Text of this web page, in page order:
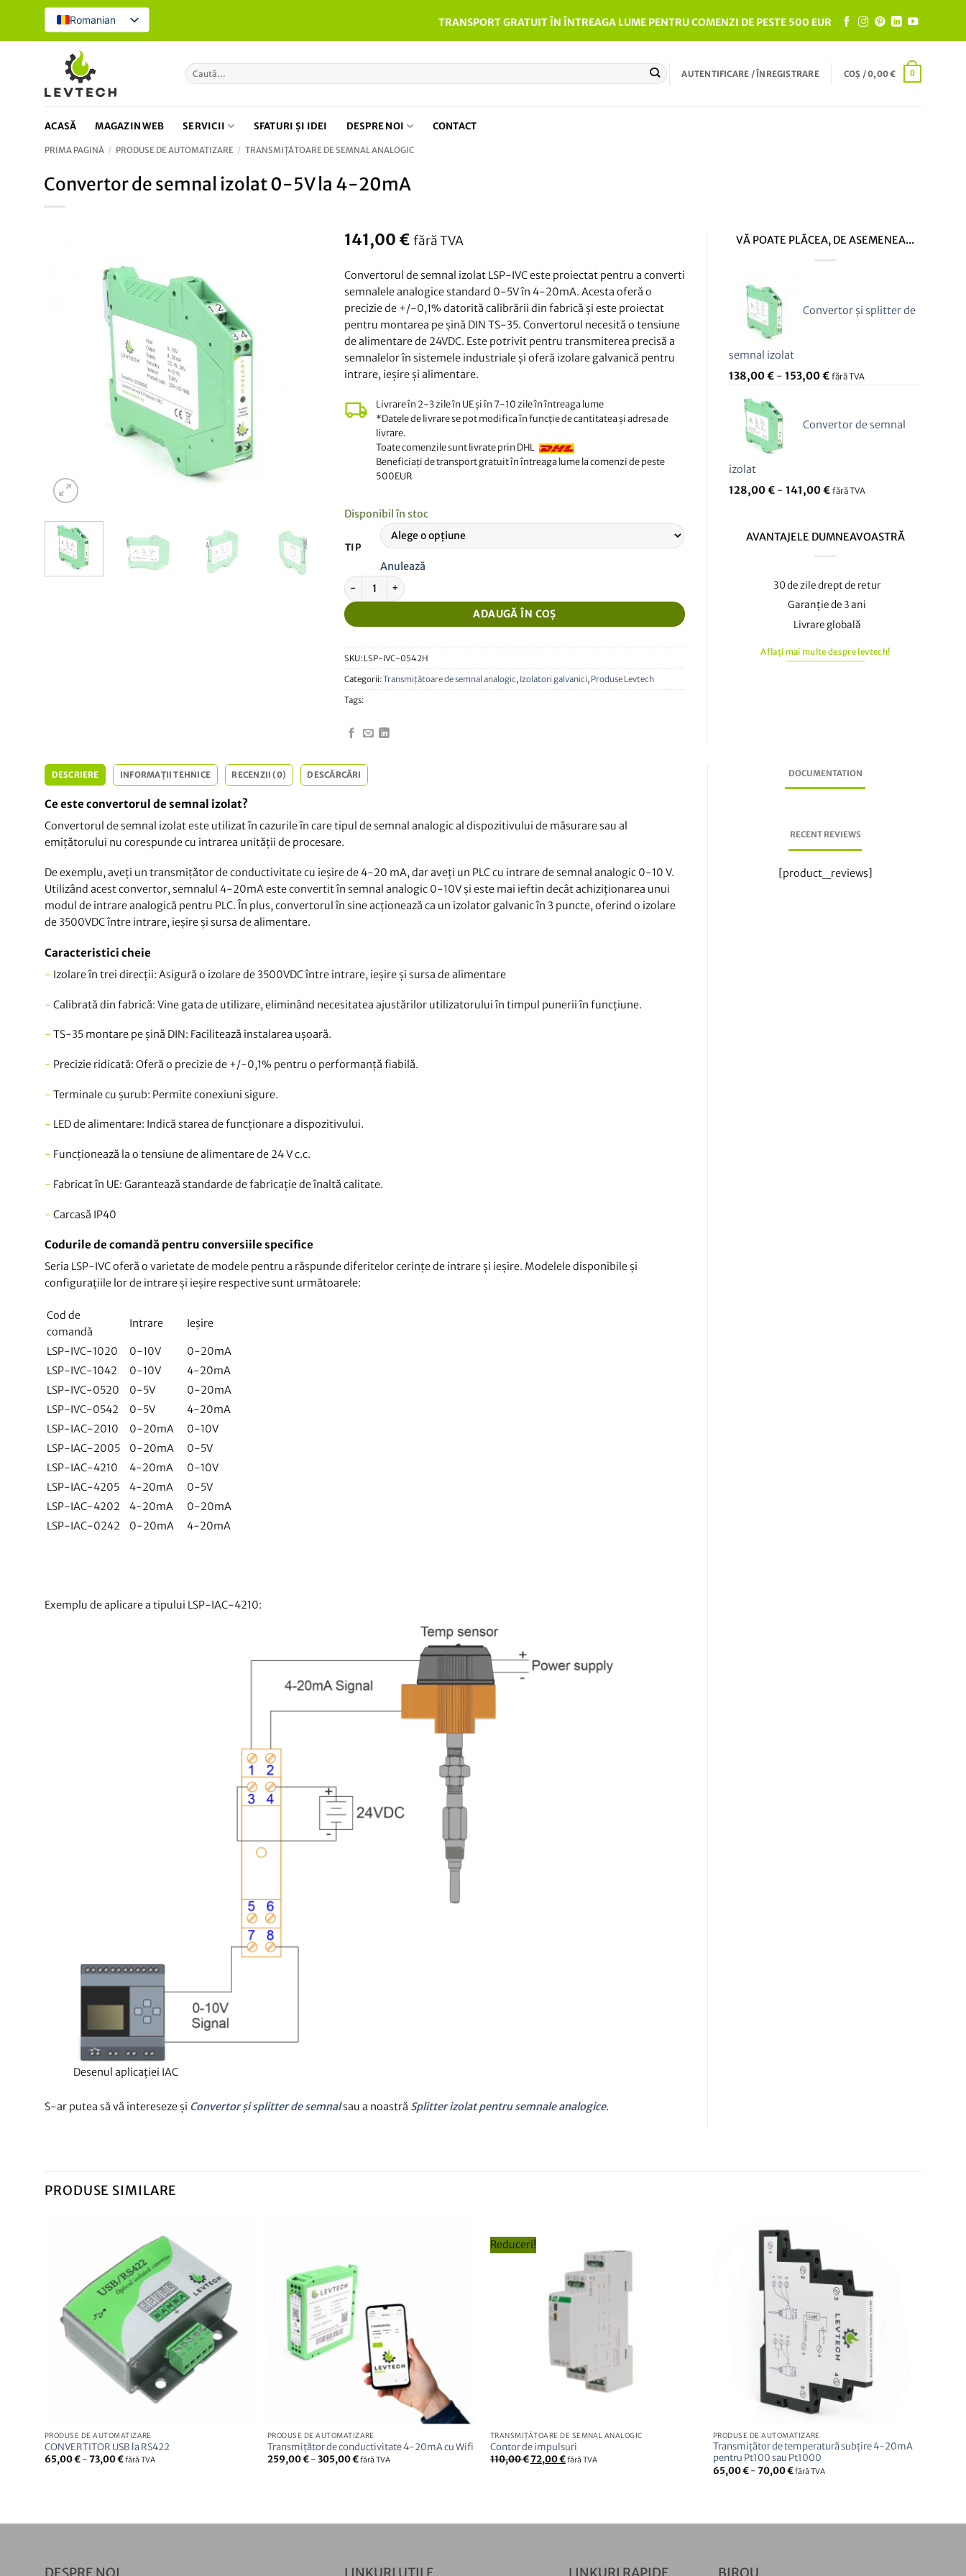
conținut
Romanian TRANSPORT GRATUIT ÎN ÎNTREAGA LUME PENTRU COMENZI DE PESTE 500 EUR
Caută
după:
AUTENTIFICARE / ÎNREGISTRARE COȘ /0,00€ 0
ACASĂ MAGAZIN WEB SERVICII SFATURI ȘI IDEI DESPRE NOI CONTACT
PRIMA PAGINĂ / PRODUSE DE AUTOMATIZARE / TRANSMIȚĂTOARE DE SEMNAL ANALOGIC
Convertor de semnal izolat 0-5V la 4-20mA
141,00 € fără TVA
Convertorul de semnal izolat LSP-IVC este proiectat pentru a converti
semnalele analogice standard 0-5V în 4-20mA. Acesta oferă o
precizie de +/-0,1% datorită calibrării din fabrică și este proiectat
pentru montarea pe șină DIN TS-35. Convertorul necesită o tensiune
de alimentare de 24VDC. Este potrivit pentru transmiterea precisă a
semnalelor în sistemele industriale și oferă izolare galvanică pentru
intrare, ieșire și alimentare.
Livrare în 2-3 zile în UE și în 7-10 zile în întreaga lume
*Datele de livrare se pot modifica în funcție de cantitatea și adresa de
livrare.
Toate comenzile sunt livrate prin DHL
Beneficiați de transport gratuit în întreaga lume la comenzi de peste
500EUR
Disponibil în stoc
TIP
Anulează
Cantitate Convertor de semnal izolat 0-5V la 4-20mA
ADAUGĂ ÎN COȘ
SKU: LSP-IVC-0542H
Categorii:Transmițătoare de semnal analogic, Izolatori galvanici, Produse Levtech
Tags:
VĂ POATE PLĂCEA, DE ASEMENEA...
Convertor și splitter de
semnal izolat
138,00€ -153,00€ fără TVA
Convertor de semnal
izolat
128,00€ -141,00€ fără TVA
AVANTAJELE DUMNEAVOASTRĂ
30 de zile drept de retur
Garanție de 3 ani
Livrare globală
Aflați mai multe despre levtech!
DESCRIERE INFORMAȚII TEHNICE RECENZII (0) DESCĂRCĂRI
Ce este convertorul de semnal izolat?
Convertorul de semnal izolat este utilizat în cazurile în care tipul de semnal analogic al dispozitivului de măsurare sau al
emițătorului nu corespunde cu intrarea unității de procesare.
De exemplu, aveți un transmițător de conductivitate cu ieșire de 4-20 mA, dar aveți un PLC cu intrare de semnal analogic 0-10 V.
Utilizând acest convertor, semnalul 4-20mA este convertit în semnal analogic 0-10V și este mai ieftin decât achiziționarea unui
modul de intrare analogică pentru PLC. În plus, convertorul în sine acționează ca un izolator galvanic în 3 puncte, oferind o izolare
de 3500VDC între intrare, ieșire și sursa de alimentare.
Caracteristici cheie
- Izolare în trei direcții: Asigură o izolare de 3500VDC între intrare, ieșire și sursa de alimentare
- Calibrată din fabrică: Vine gata de utilizare, eliminând necesitatea ajustărilor utilizatorului în timpul punerii în funcțiune.
- TS-35 montare pe șină DIN: Facilitează instalarea ușoară.
- Precizie ridicată: Oferă o precizie de +/-0,1% pentru o performanță fiabilă.
- Terminale cu șurub: Permite conexiuni sigure.
- LED de alimentare: Indică starea de funcționare a dispozitivului.
- Funcționează la o tensiune de alimentare de 24 V c.c.
- Fabricat în UE: Garantează standarde de fabricație de înaltă calitate.
- Carcasă IP40
Codurile de comandă pentru conversiile specifice
Seria LSP-IVC oferă o varietate de modele pentru a răspunde diferitelor cerințe de intrare și ieșire. Modelele disponibile și
configurațiile lor de intrare și ieșire respective sunt următoarele:
Cod de
comandă
Intrare Ieșire
LSP-IVC-1020 0-10V
0-20mA
LSP-IVC-1042
0-10V
4-20mA
LSP-IVC-0520
0-5V
0-20mA
LSP-IVC-0542
0-5V
4-20mA
LSP-IAC-2010
0-20mA
0-10V
LSP-IAC-2005
0-20mA
0-5V
LSP-IAC-4210
4-20mA
0-10V
LSP-IAC-4205
4-20mA
0-5V
LSP-IAC-4202
4-20mA
0-20mA
LSP-IAC-0242
0-20mA 4-20mA
Exemplu de aplicare a tipului LSP-IAC-4210:
Desenul aplicației IAC
S-ar putea să vă intereseze și Convertor și splitter de semnalsau a noastră Splitter izolat pentru semnale analogice.
DOCUMENTATION
RECENT REVIEWS
[product_reviews]
PRODUSE SIMILARE
PRODUSE DE AUTOMATIZARE
CONVERTITOR USB la RS422
65,00€-73,00€fără TVA
PRODUSE DE AUTOMATIZARE
Transmițător de conductivitate 4-20mA cu Wifi
259,00€-305,00€fără TVA
Reduceri!
TRANSMIȚĂTOARE DE SEMNAL ANALOGIC
Contor de impulsuri
110,00€Prețul
inițial
72,00€Prețul
curent
fără TVA
PRODUSE DE AUTOMATIZARE
Transmițător de temperatură subțire 4-20mA
pentru Pt100 sau Pt1000
65,00€-70,00€fără TVA